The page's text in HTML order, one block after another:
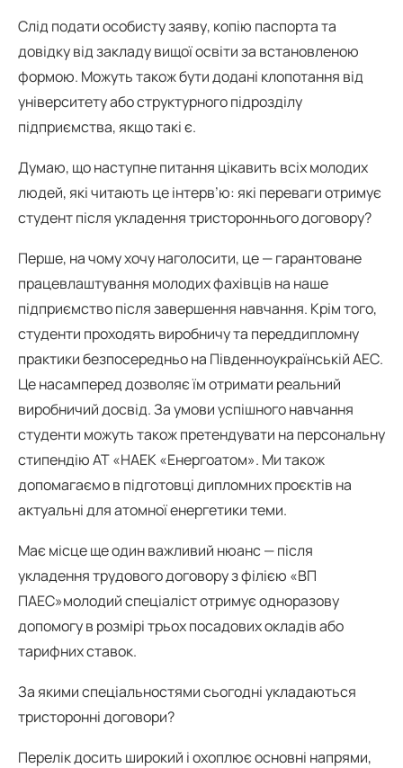
Слід подати особисту заяву, копію паспорта та
довідку від закладу вищої освіти за встановленою
формою. Можуть також бути додані клопотання від
університету або структурного підрозділу
підприємства, якщо такі є.
Думаю, що наступне питання цікавить всіх молодих
людей, які читають це інтерв’ю: які переваги отримує
студент після укладення тристороннього договору?
Перше, на чому хочу наголосити, це — гарантоване
працевлаштування молодих фахівців на наше
підприємство після завершення навчання. Крім того,
студенти проходять виробничу та переддипломну
практики безпосередньо на Південноукраїнській АЕС.
Це насамперед дозволяє їм отримати реальний
виробничий досвід. За умови успішного навчання
студенти можуть також претендувати на персональну
стипендію АТ «НАЕК «Енергоатом». Ми також
допомагаємо в підготовці дипломних проєктів на
актуальні для атомної енергетики теми.
Має місце ще один важливий нюанс — після
укладення трудового договору з філією «ВП
ПАЕС»молодий спеціаліст отримує одноразову
допомогу в розмірі трьох посадових окладів або
тарифних ставок.
За якими спеціальностями сьогодні укладаються
тристоронні договори?
Перелік досить широкий і охоплює основні напрями,